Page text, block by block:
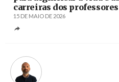
carreiras dos professores
15 DE MAIO DE 2026